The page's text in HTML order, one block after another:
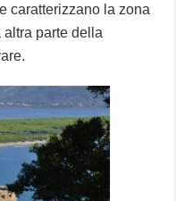
caratterizzano la zona
parte della